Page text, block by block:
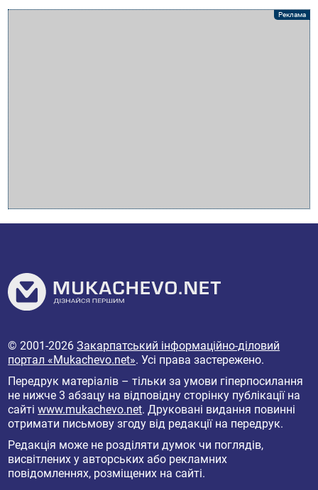
© 2001-2026Закарпатський інформаційно-діловий
портал «Mukachevo.net». Усі права застережено.
Передрук матеріалів – тільки за умови гіперпосилання
не нижче 3 абзацу на відповідну сторінку публікації на
сайтіwww.mukachevo.net. Друковані видання повинні
отримати письмову згоду від редакції на передрук.
Редакція може не розділяти думок чи поглядів,
висвітлених у авторських або рекламних
повідомленнях, розміщених на сайті.